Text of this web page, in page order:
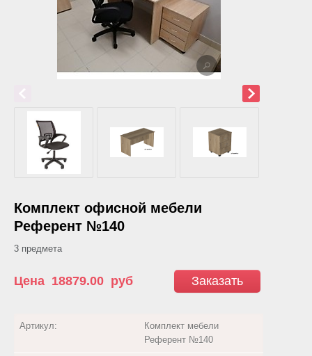
ОПЛАТА
Комплект офисной мебели
Референт №140
3 предмета
Заказать
Цена 18879.00 руб
Артикул:
Комплект мебели
Референт №140